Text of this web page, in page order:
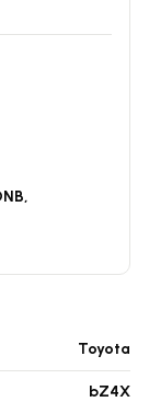
Toyota
bZ4X